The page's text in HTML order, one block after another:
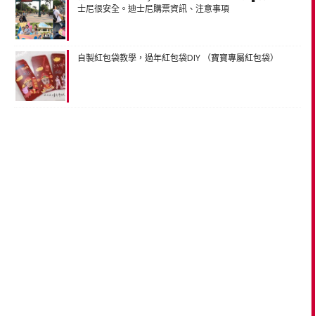
士尼很安全。迪士尼購票資訊、注意事項
自製紅包袋教學，過年紅包袋DIY （寶寶專屬紅包袋）